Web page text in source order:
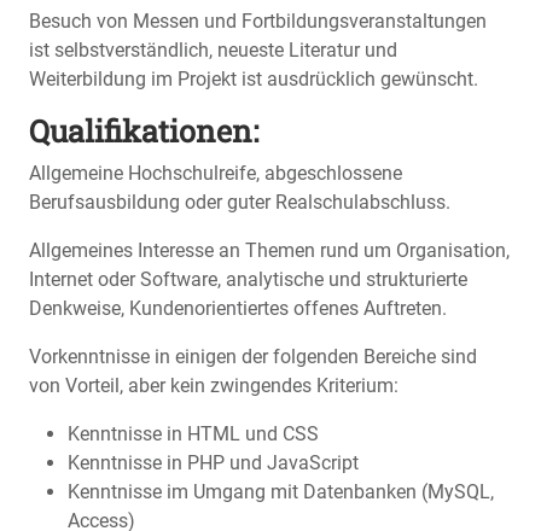
Besuch von Messen und Fortbildungsveranstaltungen
ist selbstverständlich, neueste Literatur und
Weiterbildung im Projekt ist ausdrücklich gewünscht.
Qualifikationen:
Allgemeine Hochschulreife, abgeschlossene
Berufsausbildung oder guter Realschulabschluss.
Allgemeines Interesse an Themen rund um Organisation,
Internet oder Software, analytische und strukturierte
Denkweise, Kundenorientiertes offenes Auftreten.
Vorkenntnisse in einigen der folgenden Bereiche sind
von Vorteil, aber kein zwingendes Kriterium:
Kenntnisse in HTML und CSS
Kenntnisse in PHP und JavaScript
Kenntnisse im Umgang mit Datenbanken (MySQL,
Access)